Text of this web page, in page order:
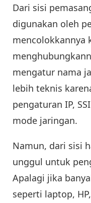
Dari sisi
digunakan oleh
mencolokkannya
mengatur nama
lebih teknis
pengaturan IP,
mode jaringan.
Namun, dari sisi
unggul untuk
Apalagi jika
seperti laptop,